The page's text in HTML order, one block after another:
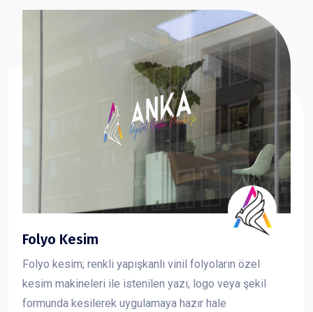
Folyo Kesim
Folyo kesim; renkli yapışkanlı vinil folyoların özel
kesim makineleri ile istenilen yazı, logo veya şekil
formunda kesilerek uygulamaya hazır hale